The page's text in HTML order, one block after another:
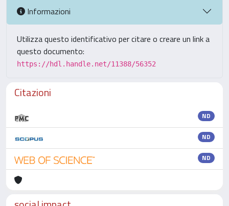
Informazioni
Utilizza questo identificativo per citare o creare un link a
questo documento:
https://hdl.handle.net/11388/56352
Citazioni
ND
ND
ND